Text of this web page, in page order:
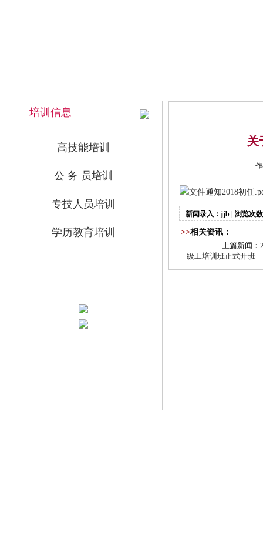
培训信息
高技能培训
公 务 员培训
专技人员培训
学历教育培训
关
文件通知2018初任
新闻录入：jjb | 浏览次数
>>相关资讯：
上篇新闻：
级工培训班正式开班